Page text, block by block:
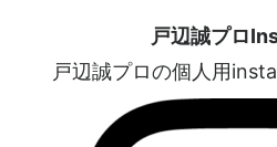
戸辺誠プロ
戸辺誠プロの個人用